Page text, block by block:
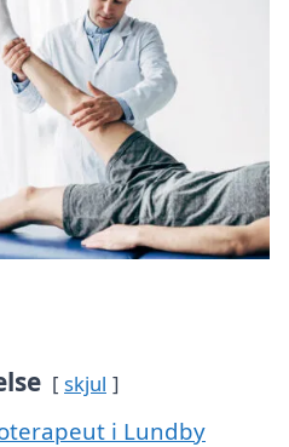
skjul
i Lundby